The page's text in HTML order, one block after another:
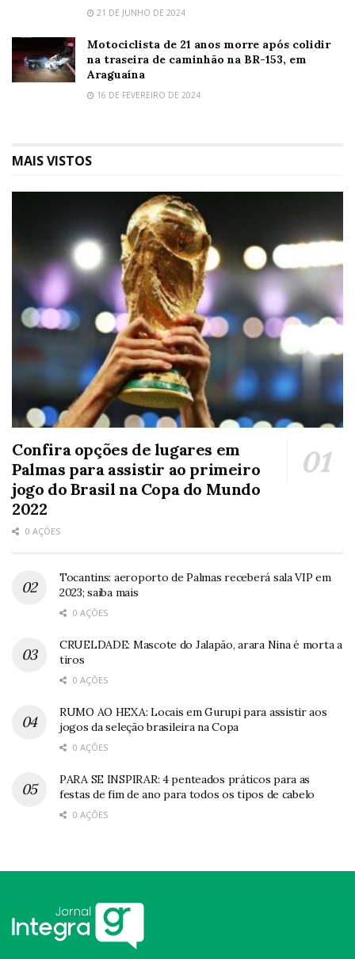
21 DE JUNHO DE 2024
Motociclista de 21 anos morre após colidir
na traseira de caminhão na BR-153, em
Araguaína
16 DE FEVEREIRO DE 2024
MAIS VISTOS
Confira opções de lugares em
Palmas para assistir ao primeiro
jogo do Brasil na Copa do Mundo
2022
0 AÇÕES
Tocantins: aeroporto de Palmas receberá sala VIP em
2023; saiba mais
0 AÇÕES
CRUELDADE: Mascote do Jalapão, arara Nina é morta a
tiros
0 AÇÕES
RUMO AO HEXA: Locais em Gurupi para assistir aos
jogos da seleção brasileira na Copa
0 AÇÕES
PARA SE INSPIRAR: 4 penteados práticos para as
festas de fim de ano para todos os tipos de cabelo
0 AÇÕES